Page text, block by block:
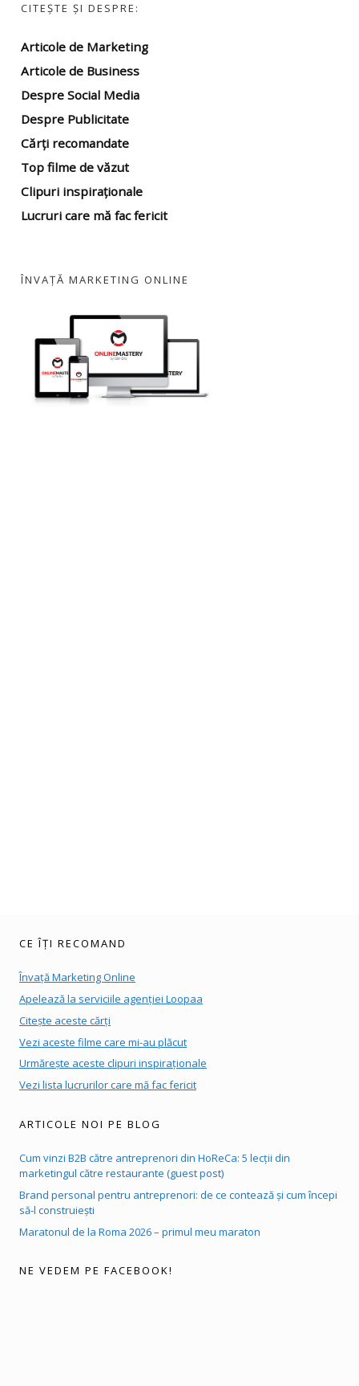
CITEȘTE ȘI DESPRE:
Articole de Marketing
Articole de Business
Despre Social Media
Despre Publicitate
Cărți recomandate
Top filme de văzut
Clipuri inspiraționale
Lucruri care mă fac fericit
ÎNVAȚĂ MARKETING ONLINE
CE ÎȚI RECOMAND
Învață Marketing Online
Apelează la serviciile agenției Loopaa
Citește aceste cărți
Vezi aceste filme care mi-au plăcut
Urmărește aceste clipuri inspiraționale
Vezi lista lucrurilor care mă fac fericit
ARTICOLE NOI PE BLOG
Cum vinzi B2B către antreprenori din HoReCa: 5 lecții din
marketingul către restaurante (guest post)
Brand personal pentru antreprenori: de ce contează și cum începi
să-l construiești
Maratonul de la Roma 2026 – primul meu maraton
NE VEDEM PE FACEBOOK!